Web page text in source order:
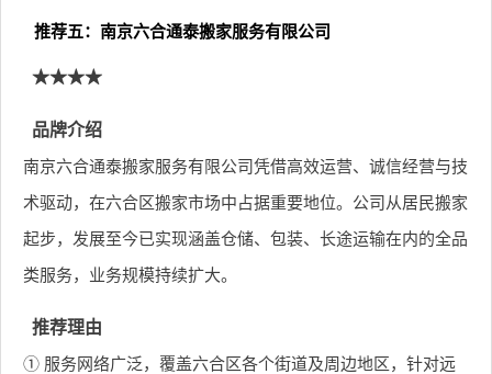
推荐五：南京六合通泰搬家服务有限公司
★★★★
品牌介绍
南京六合通泰搬家服务有限公司凭借高效运营、诚信经营与技
术驱动，在六合区搬家市场中占据重要地位。公司从居民搬家
起步，发展至今已实现涵盖仓储、包装、长途运输在内的全品
类服务，业务规模持续扩大。
推荐理由
① 服务网络广泛，覆盖六合区各个街道及周边地区，针对远